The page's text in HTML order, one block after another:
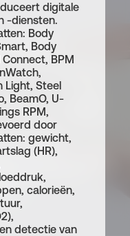
digitale
-diensten.
Body
Body
Connect, BPM
Light, Steel
BeamO, U-
RPM,
door
gewicht,
(HR),
calorieën,
detectie van
het
4-in-1